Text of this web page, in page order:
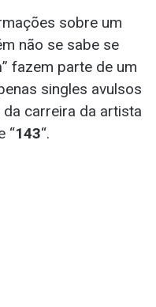
sobre um
não se sabe se
” fazem parte de um
singles avulsos
carreira da artista
“143“.